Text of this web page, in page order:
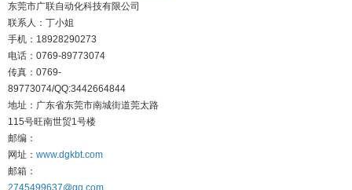
东莞市广联自动化科技有限公司
联系人：丁小姐
手机：18928290273
电话：0769-89773074
传真：0769-
89773074/QQ:3442664844
地址：广东省东莞市南城街道莞太路
115号旺南世贸1号楼
邮编：
网址： www.dgkbt.com
邮箱：
2745499637@qq.com